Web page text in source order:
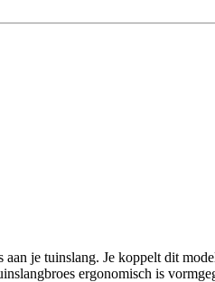
je tuinslang. Je koppelt dit
ergonomisch is